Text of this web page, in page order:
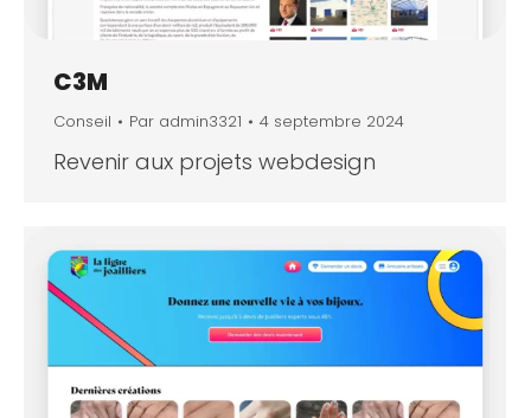
C3M
Conseil Par admin3321 4 septembre 2024
Revenir aux projets webdesign